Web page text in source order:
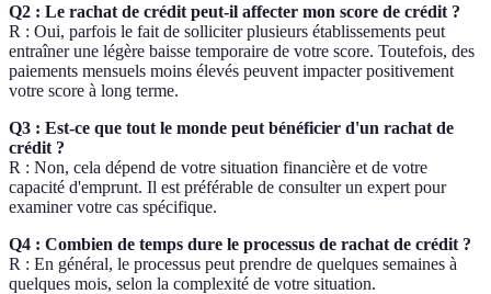
Q2 : Le rachat de crédit peut-il affecter mon score de crédit ?
R : Oui, parfois le fait de solliciter plusieurs établissements peut
entraîner une légère baisse temporaire de votre score. Toutefois, des
paiements mensuels moins élevés peuvent impacter positivement
votre score à long terme.
Q3 : Est-ce que tout le monde peut bénéficier d'un rachat de
crédit ?
R : Non, cela dépend de votre situation financière et de votre
capacité d'emprunt. Il est préférable de consulter un expert pour
examiner votre cas spécifique.
Q4 : Combien de temps dure le processus de rachat de crédit ?
R : En général, le processus peut prendre de quelques semaines à
quelques mois, selon la complexité de votre situation.